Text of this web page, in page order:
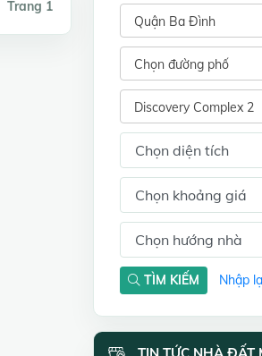
Trang 1
Quận Ba Đình
Chọn đường phố
Discovery Complex 2
TÌM KIẾM Nhập